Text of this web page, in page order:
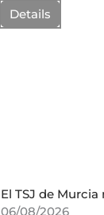
Details
El TSJ de
06/08/2026